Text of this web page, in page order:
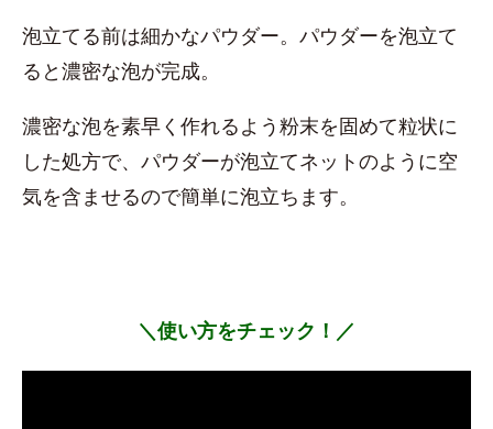
泡立てる前は細かなパウダー。パウダーを泡立て
ると濃密な泡が完成。
濃密な泡を素早く作れるよう粉末を固めて粒状に
した処方で、パウダーが泡立てネットのように空
気を含ませるので簡単に泡立ちます。
＼使い方をチェック！／